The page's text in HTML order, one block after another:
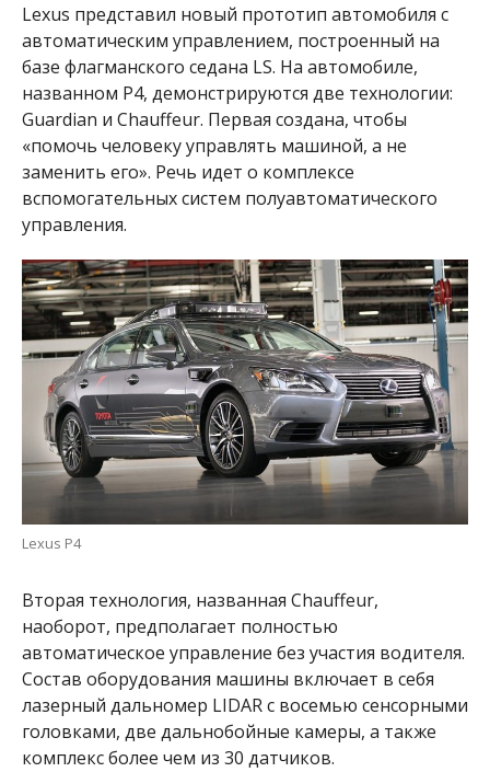
Lexus представил новый прототип автомобиля с
автоматическим управлением, построенный на
базе флагманского седана LS. На автомобиле,
названном P4, демонстрируются две технологии:
Guardian и Chauffeur. Первая создана, чтобы
«помочь человеку управлять машиной, а не
заменить его». Речь идет о комплексе
вспомогательных систем полуавтоматического
управления.
Lexus P4
Вторая технология, названная Chauffeur,
наоборот, предполагает полностью
автоматическое управление без участия водителя.
Состав оборудования машины включает в себя
лазерный дальномер LIDAR с восемью сенсорными
головками, две дальнобойные камеры, а также
комплекс более чем из 30 датчиков.